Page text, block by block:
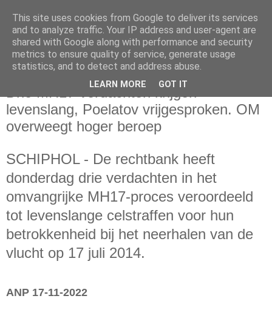
donderdag 17 november 2022
Drie MH17-verdachten krijgen
levenslang, Poelatov vrijgesproken. OM
overweegt hoger beroep
SCHIPHOL - De rechtbank heeft
donderdag drie verdachten in het
omvangrijke MH17-proces veroordeeld
tot levenslange celstraffen voor hun
betrokkenheid bij het neerhalen van de
vlucht op 17 juli 2014.
ANP 17-11-2022
This site uses cookies from Google to deliver its services
and to analyze traffic. Your IP address and user-agent are
shared with Google along with performance and security
metrics to ensure quality of service, generate usage
statistics, and to detect and address abuse.
LEARN MORE GOT IT